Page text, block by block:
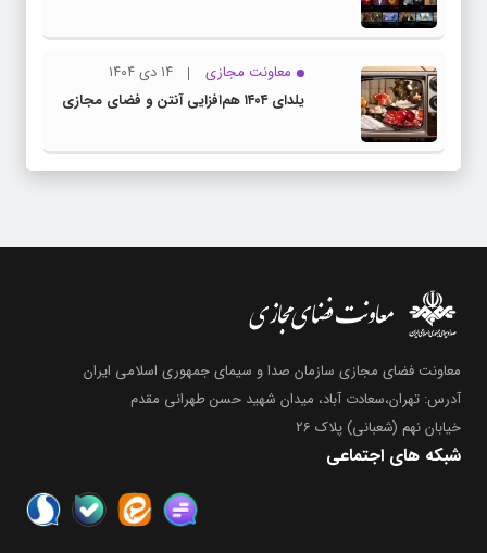
معاونت مجازی
۱۴ دی ۱۴۰۴
یلدای ۱۴۰۴ هم‌افزایی آنتن و فضای مجازی
معاونت فضای مجازی سازمان صدا و سیمای جمهوری اسلامی ایران
آدرس: تهران،سعادت آباد، میدان شهید حسن طهرانی مقدم
خیابان نهم (شعبانی) پلاک 26
شبکه های اجتماعی